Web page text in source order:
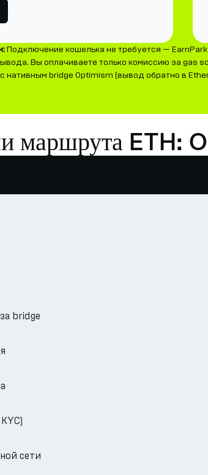
Подключение кошелька не требуется —
Вы оплачиваете только комиссию за gas
нативным bridge Optimism (вывод обратно в
маршрута
bridge
сети